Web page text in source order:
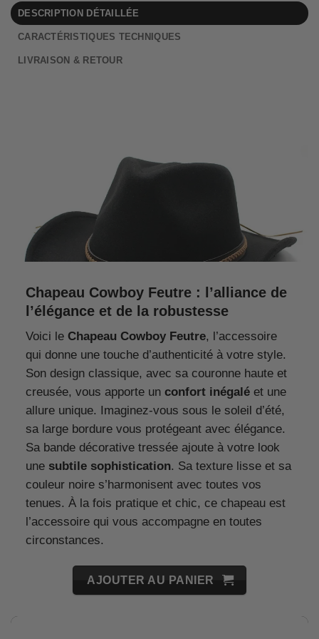
DESCRIPTION DÉTAILLÉE
CARACTÉRISTIQUES TECHNIQUES
LIVRAISON & RETOUR
Chapeau Cowboy Feutre : l’alliance de
l’élégance et de la robustesse
Voici le Chapeau Cowboy Feutre, l’accessoire
qui donne une touche d’authenticité à votre style.
Son design classique, avec sa couronne haute et
creusée, vous apporte un confort inégaléet une
allure unique. Imaginez-vous sous le soleil d’été,
sa large bordure vous protégeant avec élégance.
Sa bande décorative tressée ajoute à votre look
une subtile sophistication. Sa texture lisse et sa
couleur noire s’harmonisent avec toutes vos
tenues. À la fois pratique et chic, ce chapeau est
l’accessoire qui vous accompagne en toutes
circonstances.
AJOUTER AU PANIER